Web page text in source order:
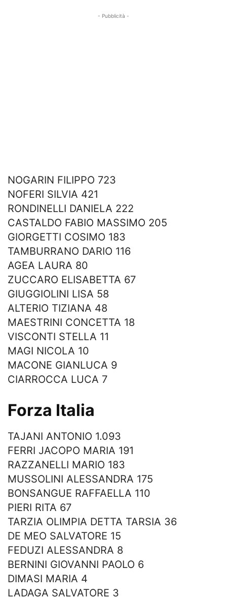
- Pubblicità -
NOGARIN FILIPPO 723
NOFERI SILVIA 421
RONDINELLI DANIELA 222
CASTALDO FABIO MASSIMO 205
GIORGETTI COSIMO 183
TAMBURRANO DARIO 116
AGEA LAURA 80
ZUCCARO ELISABETTA 67
GIUGGIOLINI LISA 58
ALTERIO TIZIANA 48
MAESTRINI CONCETTA 18
VISCONTI STELLA 11
MAGI NICOLA 10
MACONE GIANLUCA 9
CIARROCCA LUCA 7
Forza Italia
TAJANI ANTONIO 1.093
FERRI JACOPO MARIA 191
RAZZANELLI MARIO 183
MUSSOLINI ALESSANDRA 175
BONSANGUE RAFFAELLA 110
PIERI RITA 67
TARZIA OLIMPIA DETTA TARSIA 36
DE MEO SALVATORE 15
FEDUZI ALESSANDRA 8
BERNINI GIOVANNI PAOLO 6
DIMASI MARIA 4
LADAGA SALVATORE 3